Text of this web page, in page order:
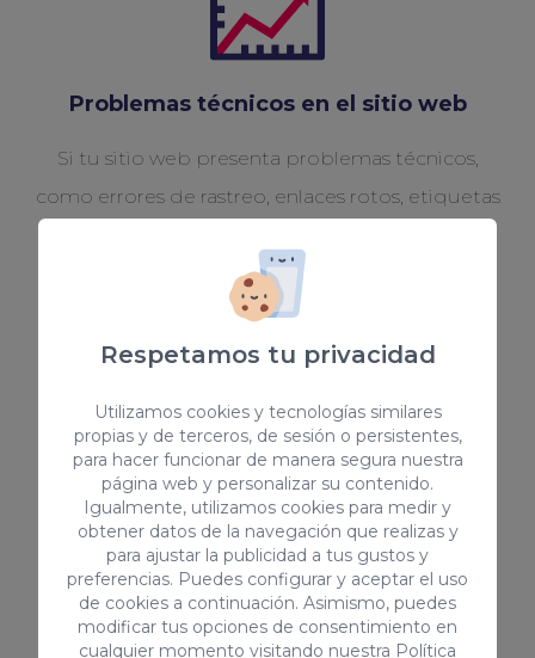
Respetamos tu privacidad
Utilizamos cookies y tecnologías similares
propias y de terceros, de sesión o persistentes,
para hacer funcionar de manera segura nuestra
página web y personalizar su contenido.
Igualmente, utilizamos cookies para medir y
obtener datos de la navegación que realizas y
para ajustar la publicidad a tus gustos y
preferencias. Puedes configurar y aceptar el uso
de cookies a continuación. Asimismo, puedes
modificar tus opciones de consentimiento en
cualquier momento visitando nuestra Política
Problemas técnicos en el sitio web
Si tu sitio web presenta problemas técnicos,
como errores de rastreo, enlaces rotos, etiquetas
carga, una auditoría SEO puede ayudarte a
identificar y solucionar estos problemas, lo que
puede tener un impacto positivo en tu
Caída de palabras clave
Si has experimentado una caída en el ranking de